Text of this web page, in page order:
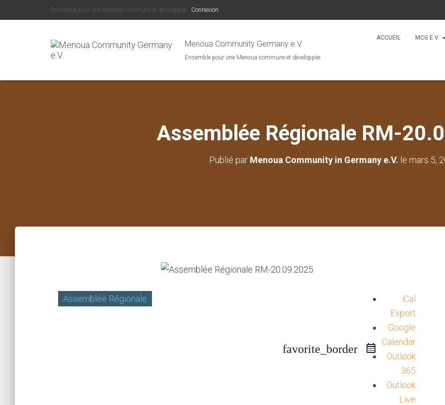
Ensemble pour une Menoua commune et développée Connexion
Menoua Community Germany e.V.
Ensemble pour une Menoua commune et développée
ACCUEIL MCG E.V.
Assemblée Régionale RM-
Publié par Menoua Community in Germany e.V. le mars 5,
Assemblée Régionale
favorite_border
iCal
Export
Google
Calendar
Outlook
365
Outlook
Live